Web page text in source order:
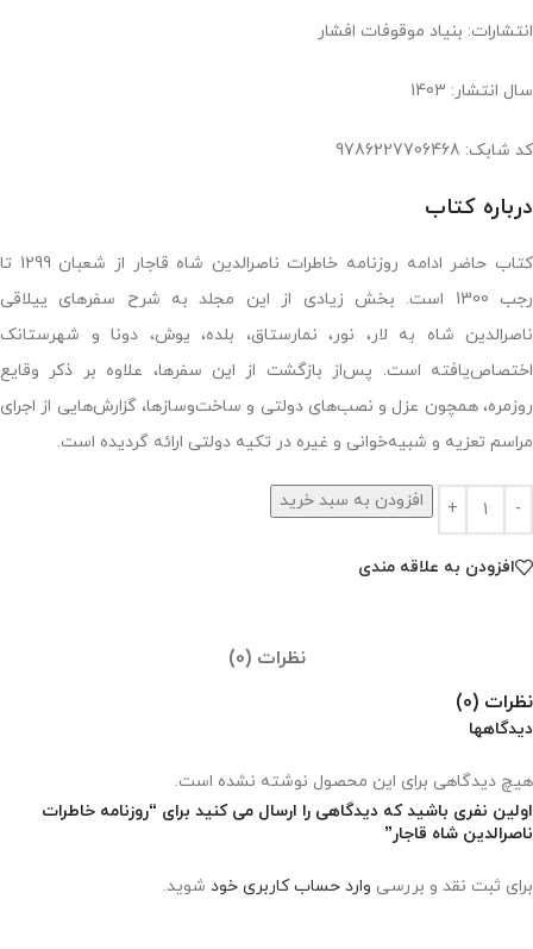
انتشارات: بنیاد موقوفات افشار
سال انتشار: 1403
کد شابک: 9786227706468
درباره کتاب
کتاب حاضر ادامه روزنامه خاطرات ناصرالدین شاه قاجار از شعبان 1299 تا
رجب 1300 است. بخش زیادی از این مجلد به شرح سفرهای ییلاقی
ناصرالدین شاه به لار، نور، نمارستاق، بلده، یوش، دونا و شهرستانک
اختصاص‌یافته است. پس‌از بازگشت از این سفرها، علاوه بر ذکر وقایع
روزمره، همچون عزل و نصب‌های دولتی و ساخت‌وسازها، گزارش‌هایی از اجرای
مراسم تعزیه و شبیه‌خوانی و غیره در تکیه دولتی ارائه گردیده است.
افزودن به سبد خرید
افزودن به علاقه مندی
نظرات (0)
نظرات (0)
دیدگاهها
هیچ دیدگاهی برای این محصول نوشته نشده است.
اولین نفری باشید که دیدگاهی را ارسال می کنید برای “روزنامه خاطرات
ناصرالدین شاه قاجار”
برای ثبت نقد و بررسی وارد حساب کاربری خود شوید.